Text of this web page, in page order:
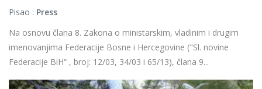
Pisao : Press
Na osnovu člana 8. Zakona o ministarskim, vladinim i drugim
imenovanjima Federacije Bosne i Hercegovine ("Sl. novine
Federacije BiH“ , broj: 12/03, 34/03 i 65/13), člana 9...
Više...